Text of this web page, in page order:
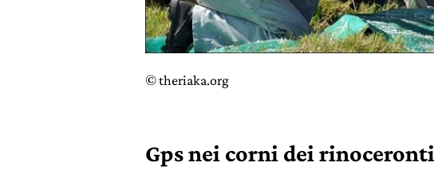
© theriaka.org
Gps nei corni dei rinoceronti